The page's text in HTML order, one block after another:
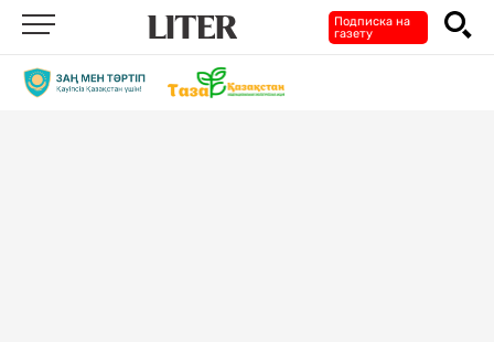
Подписка на
газету